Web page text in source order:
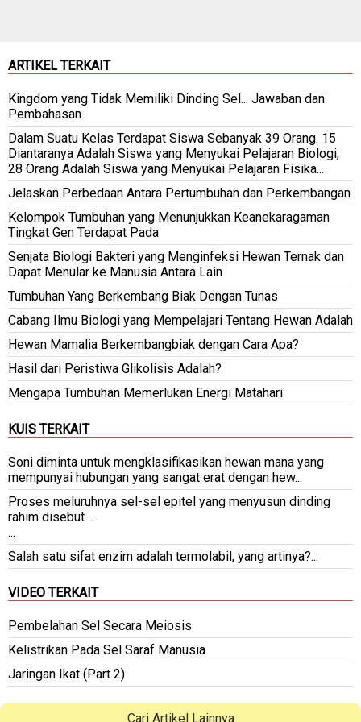
ARTIKEL TERKAIT
Kingdom yang Tidak Memiliki Dinding Sel... Jawaban dan
Pembahasan
Dalam Suatu Kelas Terdapat Siswa Sebanyak 39 Orang. 15
Diantaranya Adalah Siswa yang Menyukai Pelajaran Biologi,
28 Orang Adalah Siswa yang Menyukai Pelajaran Fisika...
Jelaskan Perbedaan Antara Pertumbuhan dan Perkembangan
Kelompok Tumbuhan yang Menunjukkan Keanekaragaman
Tingkat Gen Terdapat Pada
Senjata Biologi Bakteri yang Menginfeksi Hewan Ternak dan
Dapat Menular ke Manusia Antara Lain
Tumbuhan Yang Berkembang Biak Dengan Tunas
Cabang Ilmu Biologi yang Mempelajari Tentang Hewan Adalah
Hewan Mamalia Berkembangbiak dengan Cara Apa?
Hasil dari Peristiwa Glikolisis Adalah?
Mengapa Tumbuhan Memerlukan Energi Matahari
KUIS TERKAIT
Soni diminta untuk mengklasifikasikan hewan mana yang
mempunyai hubungan yang sangat erat dengan hew...
Proses meluruhnya sel-sel epitel yang menyusun dinding
rahim disebut ...
...
Salah satu sifat enzim adalah termolabil, yang artinya?...
VIDEO TERKAIT
Pembelahan Sel Secara Meiosis
Kelistrikan Pada Sel Saraf Manusia
Jaringan Ikat (Part 2)
Cari Artikel Lainnya